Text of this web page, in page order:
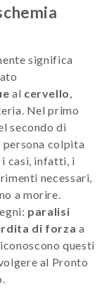
significa
al cervello,
Nel primo
secondo di
colpita
i casi, infatti, i
necessari,
a morire.
paralisi
di forza a
questi
al Pronto